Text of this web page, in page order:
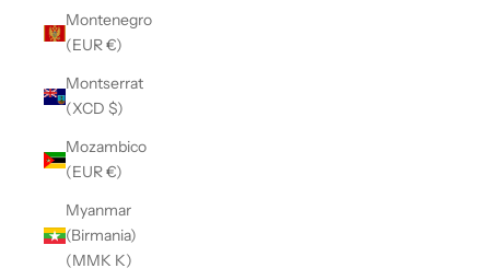
Montenegro
(EUR €)
Montserrat
(XCD $)
Mozambico
(EUR €)
Myanmar
(Birmania)
(MMK K)